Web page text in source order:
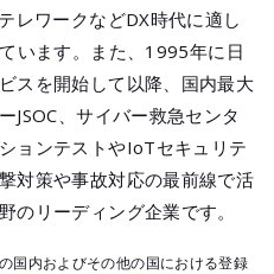
レワークなどDX時代に適し
います。また、1995年に日
スを開始して以降、国内最大
JSOC、サイバー救急センタ
ョンテストやIoTセキュリテ
対策や事故対応の最前線で活
のリーディング企業です。
国内およびその他の国における登録